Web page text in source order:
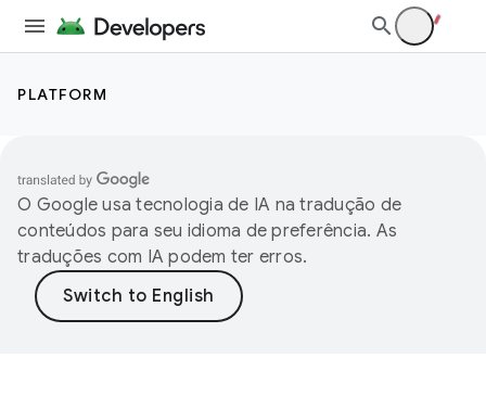
PLATFORM
O Google usa tecnologia de IA na tradução de
conteúdos para seu idioma de preferência. As
traduções com IA podem ter erros.